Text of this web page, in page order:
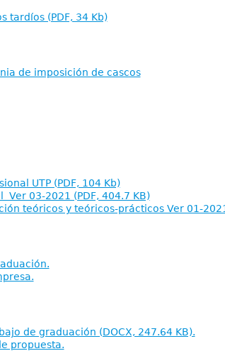
tardíos (PDF, 34 Kb)
de imposición de cascos
UTP (PDF, 104 Kb)
03-2021 (PDF, 404.7 KB)
teóricos y teóricos-prácticos Ver 01-
de graduación (DOCX, 247.64 KB).
propuesta.